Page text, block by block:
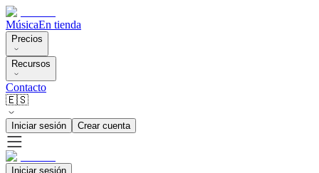
MúsicaEn tienda
Precios
Recursos
Contacto
🇪🇸
Iniciar sesión Crear cuenta
Iniciar sesión